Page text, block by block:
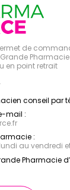
de
en point retrait
conseil par
mail :
:
au vendredi
Pharmacie